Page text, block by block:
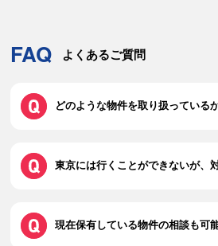
FAQ よくあるご質問
どのような物件を取り扱っている
東京には行くことができないが、
現在保有している物件の相談も可